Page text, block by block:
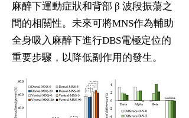
麻醉下運動症狀和背部 β 波段振蕩之
間的相關性。未來可將MNS作為輔助
全身吸入麻醉下進行DBS電極定位的
重要步驟，以降低副作用的發生。